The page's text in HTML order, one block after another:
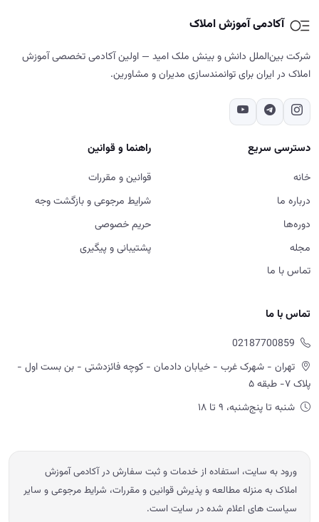
آکادمی آموزش املاک
شرکت بین‌الملل دانش و بینش ملک امید — اولین آکادمی تخصصی آموزش
املاک در ایران برای توانمندسازی مدیران و مشاورین.
دسترسی سریع
خانه
درباره ما
دوره‌ها
مجله
تماس با ما
راهنما و قوانین
قوانین و مقررات
شرایط مرجوعی و بازگشت وجه
حریم خصوصی
پشتیبانی و پیگیری
تماس با ما
02187700859
تهران - شهرک غرب - خیابان دادمان - کوچه فائزدشتی - بن بست اول -
پلاک ۷- طبقه ۵
شنبه تا پنج‌شنبه، ۹ تا ۱۸
ورود به سایت، استفاده از خدمات و ثبت سفارش در آکادمی آموزش
املاک به منزله مطالعه و پذیرش قوانین و مقررات، شرایط مرجوعی و سایر
سیاست های اعلام شده در سایت است.